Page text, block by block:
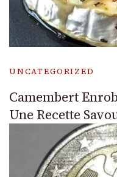
UNCATEGORIZED
Camembert
Une Recette